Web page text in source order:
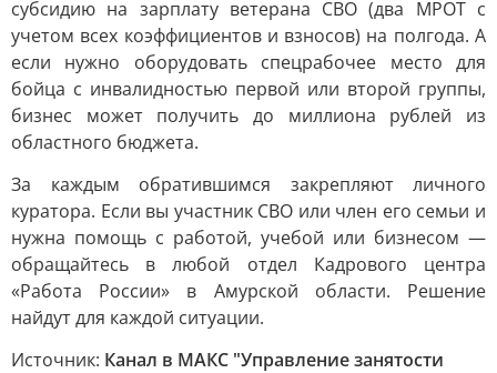
субсидию на зарплату ветерана СВО (два МРОТ с
учетом всех коэффициентов и взносов) на полгода. А
если нужно оборудовать спецрабочее место для
бойца с инвалидностью первой или второй группы,
бизнес может получить до миллиона рублей из
областного бюджета.
За каждым обратившимся закрепляют личного
куратора. Если вы участник СВО или член его семьи и
нужна помощь с работой, учебой или бизнесом —
обращайтесь в любой отдел Кадрового центра
«Работа России» в Амурской области. Решение
найдут для каждой ситуации.
Источник: Канал в МАКС "Управление занятости